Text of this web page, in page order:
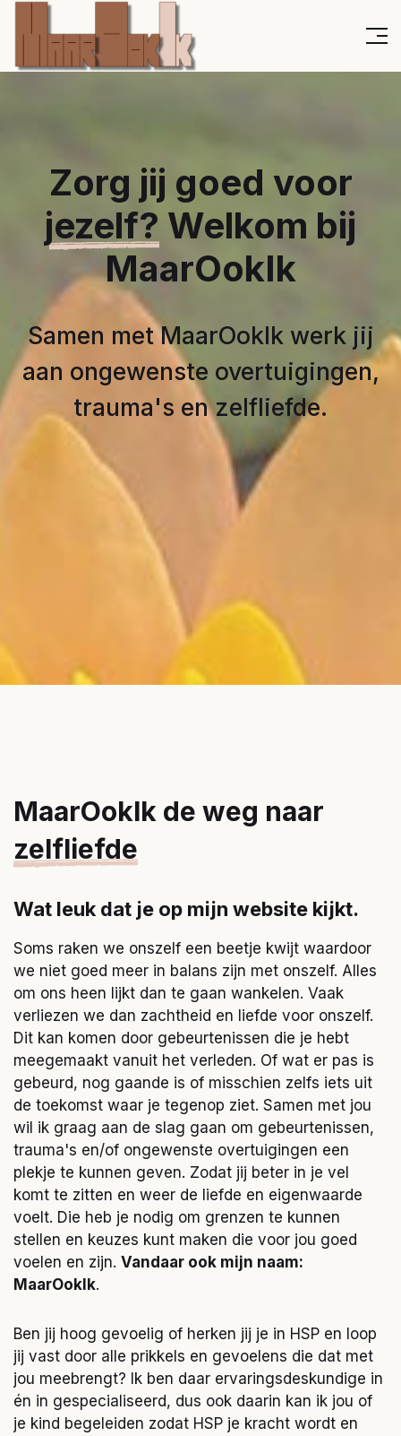
Zorg jij goed voor
jezelf? Welkom bij
MaarOokIk
Samen met MaarOokIk werk jij
aan ongewenste overtuigingen,
trauma's en zelfliefde.
MaarOokIk de weg naar
zelfliefde
Wat leuk dat je op mijn website kijkt.
Soms raken we onszelf een beetje kwijt waardoor
we niet goed meer in balans zijn met onszelf. Alles
om ons heen lijkt dan te gaan wankelen. Vaak
verliezen we dan zachtheid en liefde voor onszelf.
Dit kan komen door gebeurtenissen die je hebt
meegemaakt vanuit het verleden. Of wat er pas is
gebeurd, nog gaande is of misschien zelfs iets uit
de toekomst waar je tegenop ziet. Samen met jou
wil ik graag aan de slag gaan om gebeurtenissen,
trauma's en/of ongewenste overtuigingen een
plekje te kunnen geven. Zodat jij beter in je vel
komt te zitten en weer de liefde en eigenwaarde
voelt. Die heb je nodig om grenzen te kunnen
stellen en keuzes kunt maken die voor jou goed
voelen en zijn. Vandaar ook mijn naam:
MaarOokIk.
Ben jij hoog gevoelig of herken jij je in HSP en loop
jij vast door alle prikkels en gevoelens die dat met
jou meebrengt? Ik ben daar ervaringsdeskundige in
én in gespecialiseerd, dus ook daarin kan ik jou of
je kind begeleiden zodat HSP je kracht wordt en